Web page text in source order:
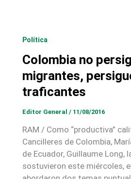
Política
Colombia no
migrantes,
traficantes
Editor General / 11/08/2016
RAM / Como “productiva”
Cancilleres de Colombia,
de Ecuador, Guillaume Long,
sostuvieron este miércoles,